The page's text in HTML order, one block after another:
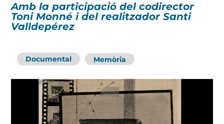
Amb la participació del codirector
Toni Monné i del realitzador Santi
Valldepérez
Documental Memòria